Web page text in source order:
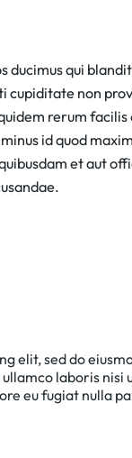
ducimus qui
cupiditate non
rerum
id quod
et aut
elit, sed do
laboris
eu fugiat nulla